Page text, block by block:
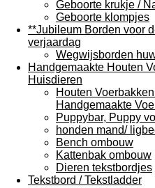
Geboorte krukje /
Geboorte klompjes
**Jubileum Borden voor
verjaardag
Wegwijsborden
Handgemaakte Houten
Huisdieren
Houten
Handgemaakte
Puppybar, Puppy
honden mand/
Bench ombouw
Kattenbak ombouw
Dieren tekstbordjes
Tekstbord / Tekstladder